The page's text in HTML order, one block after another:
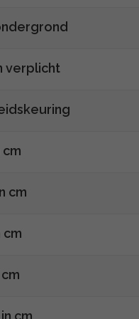
verplicht
cm
cm